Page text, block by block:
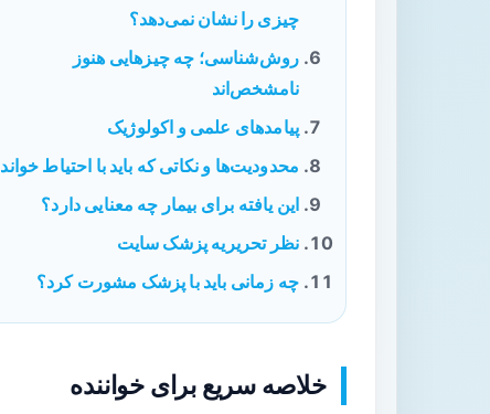
چیزی را نشان نمی‌دهد؟
روش‌شناسی؛ چه چیزهایی هنوز
نامشخص‌اند
پیامدهای علمی و اکولوژیک
محدودیت‌ها و نکاتی که باید با احتیاط خواند
این یافته برای بیمار چه معنایی دارد؟
نظر تحریریه پزشک سایت
چه زمانی باید با پزشک مشورت کرد؟
خلاصه سریع برای خواننده